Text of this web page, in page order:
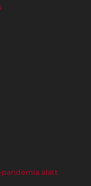
pandémia alatt